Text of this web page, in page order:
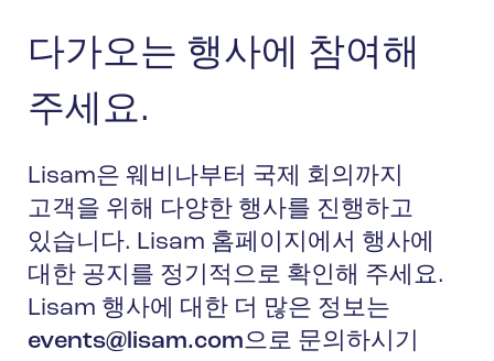
다가오는 행사에 참여해
주세요.
Lisam은 웨비나부터 국제 회의까지
고객을 위해 다양한 행사를 진행하고
있습니다. Lisam 홈페이지에서 행사에
대한 공지를 정기적으로 확인해 주세요.
Lisam 행사에 대한 더 많은 정보는
events@lisam.com으로 문의하시기